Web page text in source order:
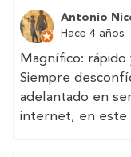
Excellent
sent me the
service, the
without the need
recommended.
Antonio
Hace 4 años
Magnífico: rápido
Siempre
adelantado en
internet, en este